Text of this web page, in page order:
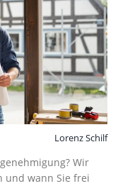
Lorenz Schilf
Wir
und wann Sie frei